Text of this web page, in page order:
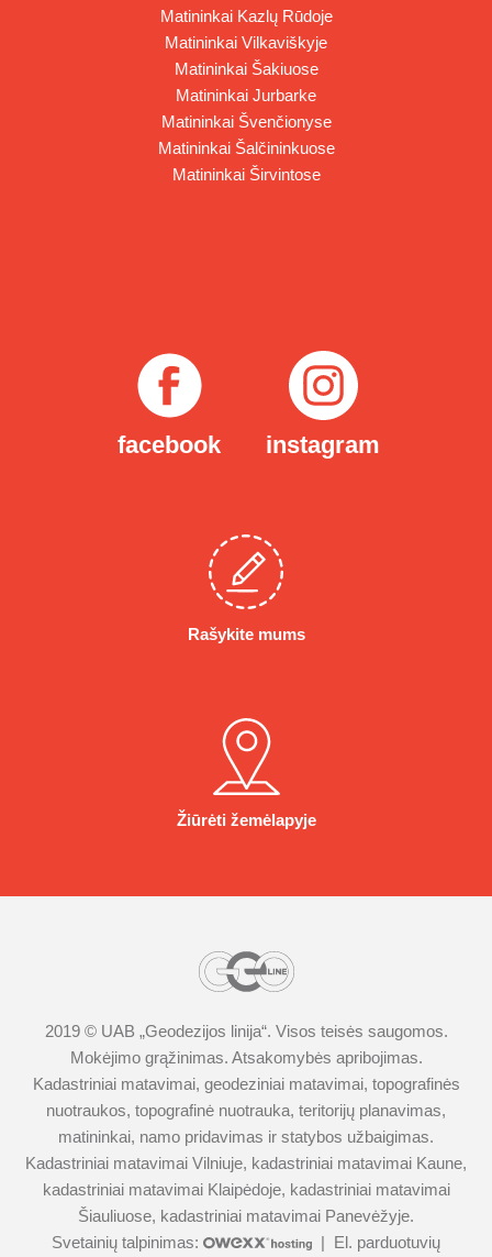
Matininkai Kazlų Rūdoje
Matininkai Vilkaviškyje
Matininkai Šakiuose
Matininkai Jurbarke
Matininkai Švenčionyse
Matininkai Šalčininkuose
Matininkai Širvintose
facebook instagram
Rašykite mums
Žiūrėti žemėlapyje
2019 © UAB „Geodezijos linija“. Visos teisės saugomos.
Mokėjimo grąžinimas. Atsakomybės apribojimas.
Kadastriniai matavimai, geodeziniai matavimai, topografinės
nuotraukos, topografinė nuotrauka, teritorijų planavimas,
matininkai, namo pridavimas ir statybos užbaigimas.
Kadastriniai matavimai Vilniuje, kadastriniai matavimai Kaune,
kadastriniai matavimai Klaipėdoje, kadastriniai matavimai
Šiauliuose, kadastriniai matavimai Panevėžyje.
Svetainių talpinimas:
| El. parduotuvių